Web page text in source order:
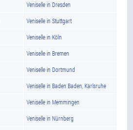
Veniselle in Dresden
Veniselle in Stuttgart
Veniselle in Köln
Veniselle in Bremen
Veniselle in Dortmund
Veniselle in Baden Baden, Karlsruhe
Veniselle in Memmingen
Veniselle in Nürnberg